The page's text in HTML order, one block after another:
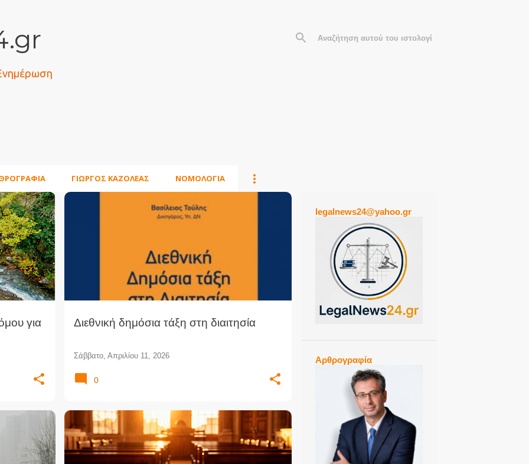
ΓΙΩΡΓΟΣ ΚΑΖΟΛΕΑΣ ΝΟΜΟΛΟΓΙΑ
για
Διεθνική δημόσια τάξη στη διαιτησία
Σάββατο, Απριλίου 11, 2026
0
legalnews24@yahoo.gr
Αρθρογραφία